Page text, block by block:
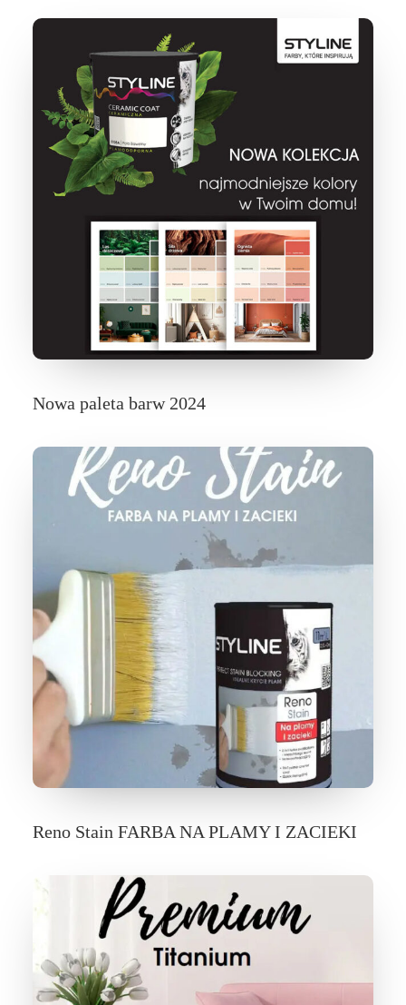
Nowa paleta barw 2024
Reno Stain FARBA NA PLAMY I ZACIEKI